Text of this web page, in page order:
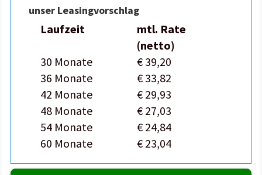
unser Leasingvorschlag
Laufzeit
mtl. Rate
(netto)
30 Monate
€ 39,20
36 Monate
€ 33,82
42 Monate
€ 29,93
48 Monate
€ 27,03
54 Monate
€ 24,84
60 Monate
€ 23,04